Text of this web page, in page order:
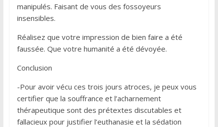
manipulés. Faisant de vous des fossoyeurs
insensibles.
Réalisez que votre impression de bien faire a été
faussée. Que votre humanité a été dévoyée.
Conclusion
-Pour avoir vécu ces trois jours atroces, je peux vous
certifier que la souffrance et l’acharnement
thérapeutique sont des prétextes discutables et
fallacieux pour justifier l’euthanasie et la sédation